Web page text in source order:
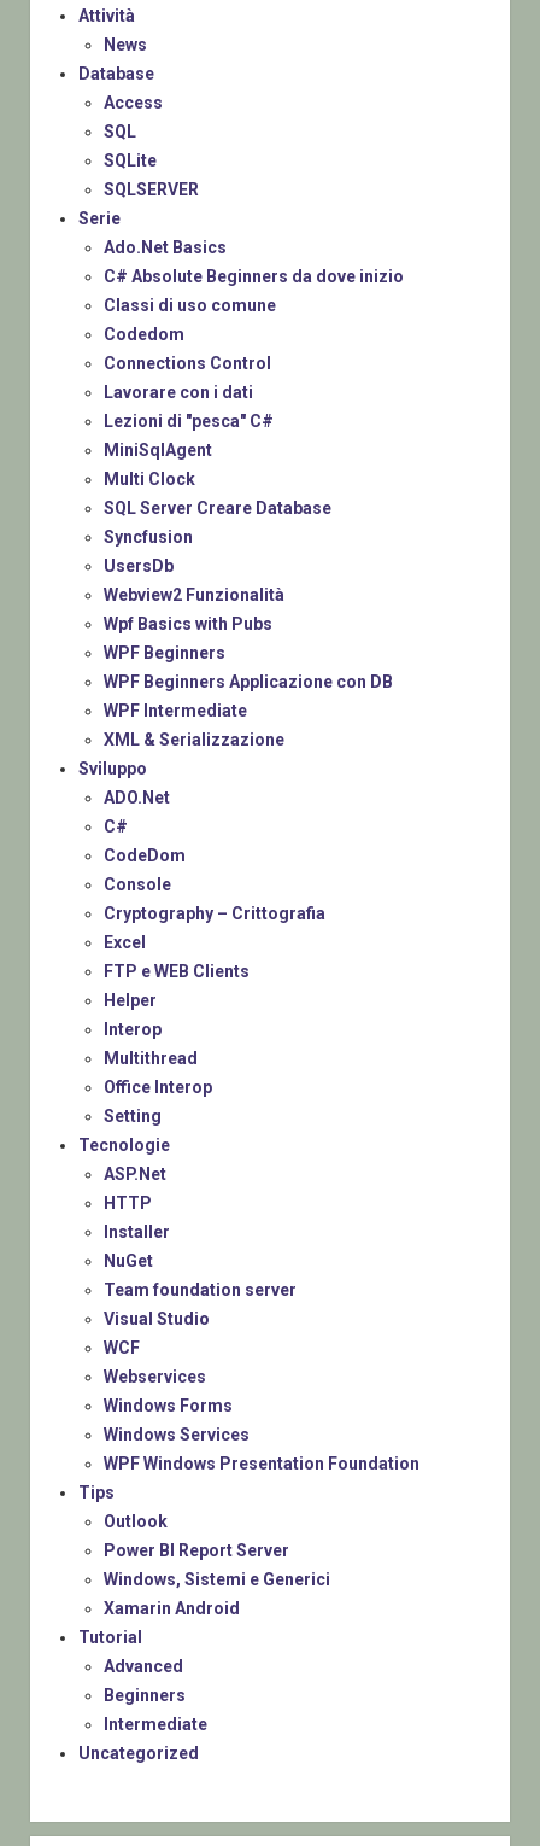
Attività
News
Database
Access
SQL
SQLite
SQLSERVER
Serie
Ado.Net Basics
C# Absolute Beginners da dove inizio
Classi di uso comune
Codedom
Connections Control
Lavorare con i dati
Lezioni di "pesca" C#
MiniSqlAgent
Multi Clock
SQL Server Creare Database
Syncfusion
UsersDb
Webview2 Funzionalità
Wpf Basics with Pubs
WPF Beginners
WPF Beginners Applicazione con DB
WPF Intermediate
XML & Serializzazione
Sviluppo
ADO.Net
C#
CodeDom
Console
Cryptography – Crittografia
Excel
FTP e WEB Clients
Helper
Interop
Multithread
Office Interop
Setting
Tecnologie
ASP.Net
HTTP
Installer
NuGet
Team foundation server
Visual Studio
WCF
Webservices
Windows Forms
Windows Services
WPF Windows Presentation Foundation
Tips
Outlook
Power BI Report Server
Windows, Sistemi e Generici
Xamarin Android
Tutorial
Advanced
Beginners
Intermediate
Uncategorized